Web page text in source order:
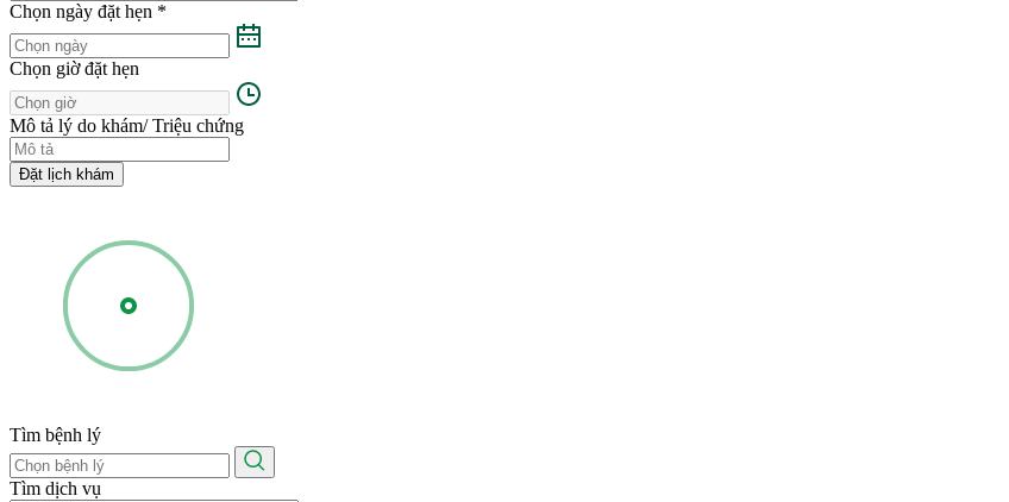
Chọn ngày đặt hẹn *
Chọn giờ đặt hẹn
Mô tả lý do khám/ Triệu chứng
Đặt lịch khám
Tìm bệnh lý
Tìm dịch vụ